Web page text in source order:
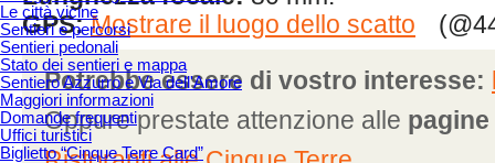
Le città vicine
Sentieri e percorsi
Sentieri pedonali
Stato dei sentieri e mappa
Sentiero Azzurro e Via dell'Amore
Maggiori informazioni
Domande frequenti
Uffici turistici
Biglietto “Cinque Terre Card”
GPS: Mostrare il luogo dello scatto
Potrebbe essere di vostro interesse:
Oppure prestate attenzione alle